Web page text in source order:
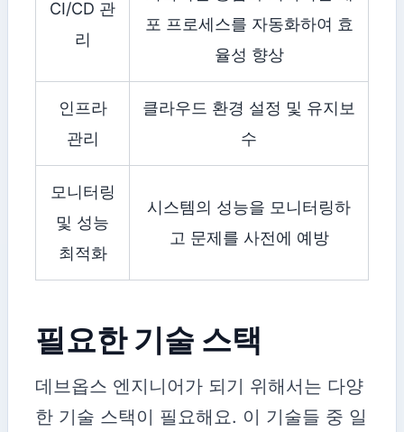
CI/CD 관
리
포 프로세스를 자동화하여 효
율성 향상
인프라
관리
클라우드 환경 설정 및 유지보
수
모니터링
및 성능
최적화
시스템의 성능을 모니터링하
고 문제를 사전에 예방
필요한 기술 스택
데브옵스 엔지니어가 되기 위해서는 다양
한 기술 스택이 필요해요. 이 기술들 중 일